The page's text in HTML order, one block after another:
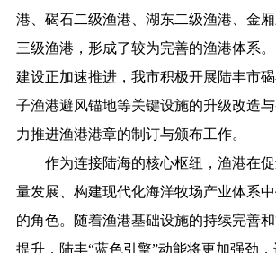
港、碣石二级渔港、湖东二级渔港、金
三级渔港，形成了较为完善的渔港体系
建设正加速推进，我市积极开展陆丰市
子渔港避风锚地等关键设施的升级改造
力推进渔港港章的制订与颁布工作。
作为连接陆海的核心枢纽，渔港在促
量发展、构建现代化海洋牧场产业体系
的角色。随着渔港基础设施的持续完善
提升，陆丰“蓝色引擎”动能将更加强劲